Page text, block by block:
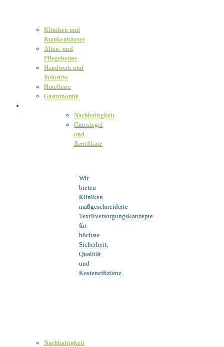
Kliniken und
Krankenhäuser
Alten- und
Pflegeheime
Handwerk und
Industrie
Hotellerie
Gastronomie
Nachhaltigkeit
Gütesiegel
und
Zertifikate
Wir
bieten
Kliniken
maßgeschneiderte
Textilversorgungskonzepte
für
höchste
Sicherheit,
Qualität
und
Kosteneffizienz.
Nachhaltigkeit